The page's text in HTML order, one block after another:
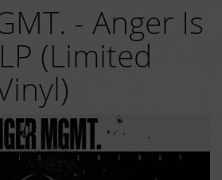
- Anger Is
(Limited